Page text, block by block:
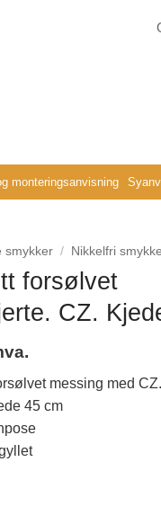
monteringsanvisning
smykker / Nikkelfri
forsølvet
CZ.
messing med
45 cm
messinghjerte. CZ.